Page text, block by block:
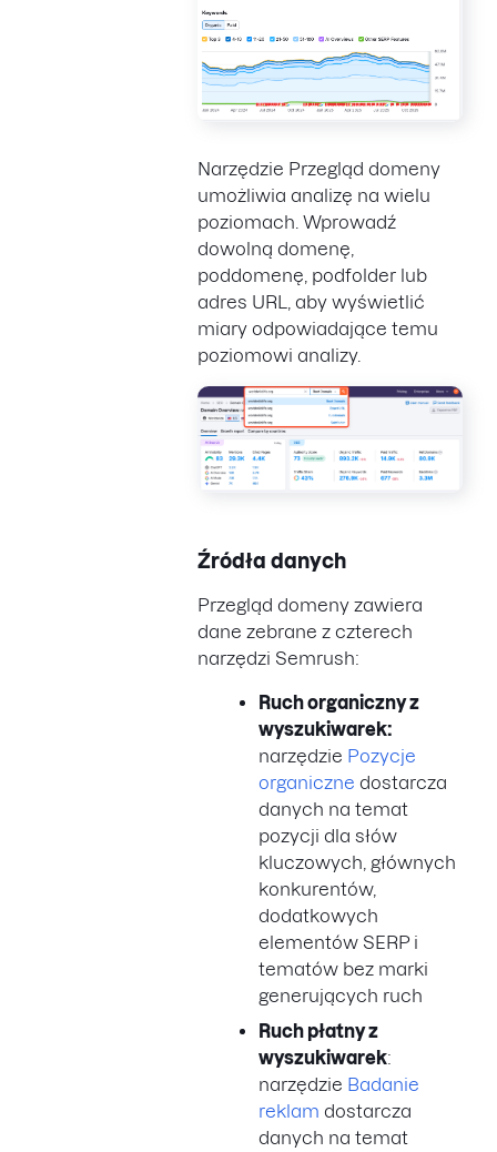
Narzędzie Przegląd domeny
umożliwia analizę na wielu
poziomach. Wprowadź
dowolną domenę,
poddomenę, podfolder lub
adres URL, aby wyświetlić
miary odpowiadające temu
poziomowi analizy.
Źródła danych
Przegląd domeny zawiera
dane zebrane z czterech
narzędzi Semrush:
Ruch organiczny z
wyszukiwarek:
narzędzie Pozycje
organiczne dostarcza
danych na temat
pozycji dla słów
kluczowych, głównych
konkurentów,
dodatkowych
elementów SERP i
tematów bez marki
generujących ruch
Ruch płatny z
wyszukiwarek:
narzędzie Badanie
reklam dostarcza
danych na temat